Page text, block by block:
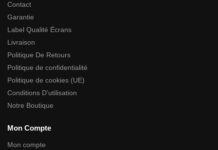
Contact
Garantie
Label Qualité Écrans
Livraison
Politique De Retours
Politique de confidentialité
Politique de cookies (UE)
Conditions D’utilisation
Notre Boutique
Mon Compte
Mon compte